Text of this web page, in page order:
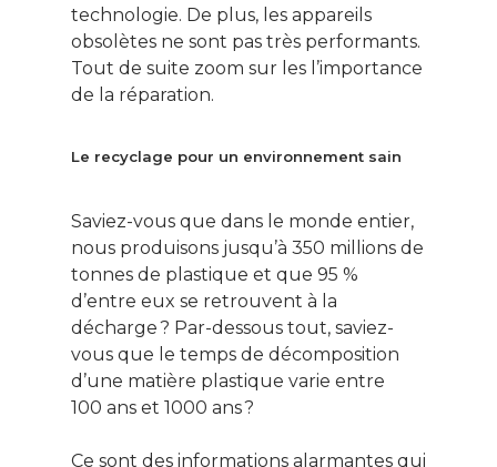
technologie. De plus, les appareils
obsolètes ne sont pas très performants.
Tout de suite zoom sur les l’importance
de la réparation.
Le recyclage pour un environnement sain
Saviez-vous que dans le monde entier,
nous produisons jusqu’à 350 millions de
tonnes de plastique et que 95 %
d’entre eux se retrouvent à la
décharge ? Par-dessous tout, saviez-
vous que le temps de décomposition
d’une matière plastique varie entre
100 ans et 1000 ans ?
Ce sont des informations alarmantes qui